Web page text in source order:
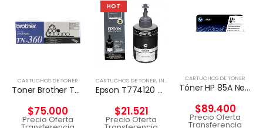
CARTUCHOS DE TONER
Toner Brother Tn-360 Original
$75.000
Precio Oferta
HOT
CARTUCHOS DE TONER, INSUMOS IMPRESORAS
Epson T774120 cartucho de tinta 1 pieza(s) Original Negro
$21.521
Precio Oferta
CARTUCHOS DE TONER
Tóner HP 85A Negro Original
$89.400
Precio Oferta
Transferencia